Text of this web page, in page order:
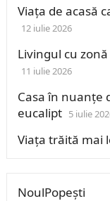
Viața de acasă
12 iulie 2026
Livingul cu
11 iulie 2026
Casa în nuanțe
eucalipt 5 iulie
Viața trăită mai
NoulPopești